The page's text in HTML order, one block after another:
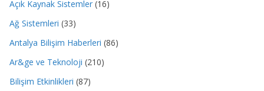
Açık Kaynak Sistemler (16)
Ağ Sistemleri (33)
Antalya Bilişim Haberleri (86)
Ar&ge ve Teknoloji (210)
Bilişim Etkinlikleri (87)